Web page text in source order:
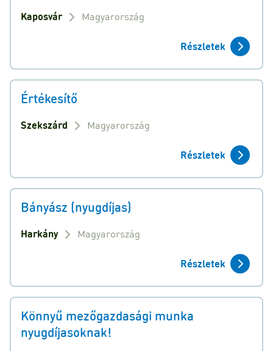
Kaposvár Magyarország
Részletek
Értékesítő
Szekszárd Magyarország
Részletek
Bányász (nyugdíjas)
Harkány Magyarország
Részletek
Könnyű mezőgazdasági munka
nyugdíjasoknak!